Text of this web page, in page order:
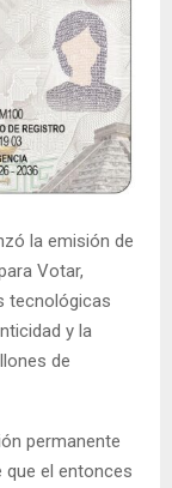
la emisión de
Votar,
tecnológicas
y la
de
permanente
que el entonces